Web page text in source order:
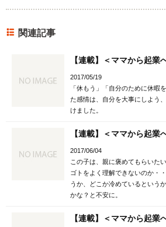
関連記事
【連載】＜ママから起業
2017/05/19
「休もう」「自分のために休暇
た感情は、自分を大事にしよう
けました。
【連載】＜ママから起業
2017/06/04
この子は、親に褒めてもらいた
ゴトをよく理解できないのか・
うか、どこか冷めているという
かな？と不安に。
【連載】＜ママから起業